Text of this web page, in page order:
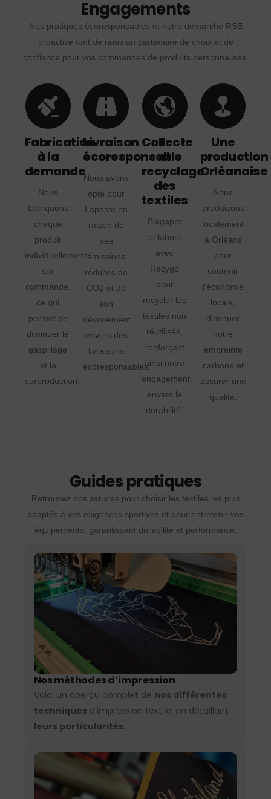
Engagements
Nos pratiques écoresponsables et notre démarche RSE
proactive font de nous un partenaire de choix et de
confiance pour vos commandes de produits personnalisés.
Fabrication
à la
demande
Nous
fabriquons
chaque
produit
individuellement
sur
commande,
ce qui
permet de
diminuer le
gaspillage
et la
surproduction.
Livraison
écoresponsable
Nous avons
opté pour
Laposte en
raison de
ses
émissions
réduites de
CO2 et de
son
dévouement
envers des
livraisons
écoresponsables.
Collecte
et
recyclage
des
textiles
Blagapro
collabore
avec
Recygo
pour
recycler les
textiles non
réutilisés,
renforçant
ainsi notre
engagement
envers la
durabilité.
Une
production
Orléanaise
Nous
produisons
localement
à Orléans
pour
soutenir
l'économie
locale,
diminuer
notre
empreinte
carbone et
assurer une
qualité.
Guides pratiques
Retrouvez nos astuces pour choisir les textiles les plus
adaptés à vos exigences sportives et pour entretenir vos
équipements, garantissant durabilité et performance.
Nos méthodes d’impression
Voici un aperçu complet de nos différentes
techniques d’impression textile, en détaillant
leurs particularités.